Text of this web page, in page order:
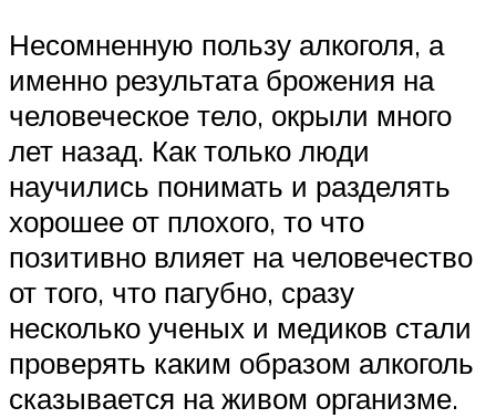
Несомненную пользу алкоголя, а
именно результата брожения на
человеческое тело, окрыли много
лет назад. Как только люди
научились понимать и разделять
хорошее от плохого, то что
позитивно влияет на человечество
от того, что пагубно, сразу
несколько ученых и медиков стали
проверять каким образом алкоголь
сказывается на живом организме.